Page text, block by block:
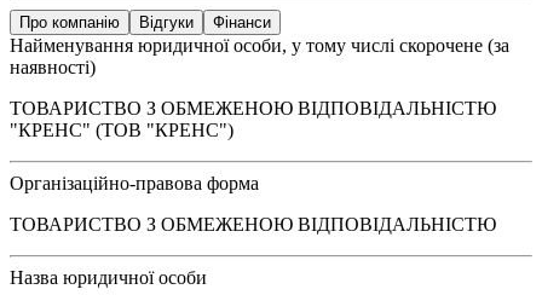
Про компанію Відгуки Фінанси
Найменування юридичної особи, у тому числі скорочене (за
наявності)
ТОВАРИСТВО З ОБМЕЖЕНОЮ ВІДПОВІДАЛЬНІСТЮ
"КРЕНС" (ТОВ "КРЕНС")
Організаційно-правова форма
ТОВАРИСТВО З ОБМЕЖЕНОЮ ВІДПОВІДАЛЬНІСТЮ
Назва юридичної особи